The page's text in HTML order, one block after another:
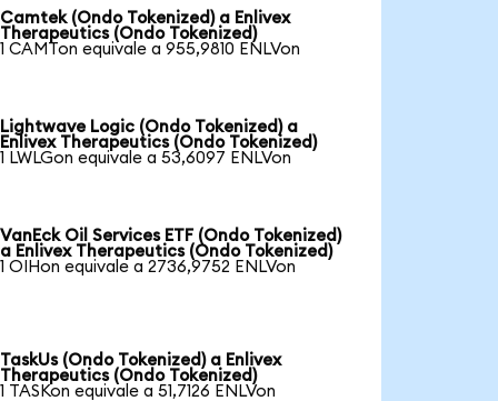
Camtek (Ondo Tokenized) a Enlivex
Therapeutics (Ondo Tokenized)
1 CAMTon equivale a 955,9810 ENLVon
Lightwave Logic (Ondo Tokenized) a
Enlivex Therapeutics (Ondo Tokenized)
1 LWLGon equivale a 53,6097 ENLVon
VanEck Oil Services ETF (Ondo Tokenized)
a Enlivex Therapeutics (Ondo Tokenized)
1 OIHon equivale a 2736,9752 ENLVon
TaskUs (Ondo Tokenized) a Enlivex
Therapeutics (Ondo Tokenized)
1 TASKon equivale a 51,7126 ENLVon